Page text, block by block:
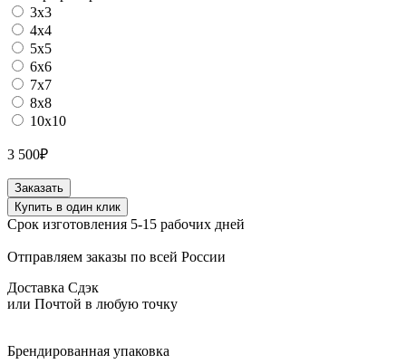
3х3
4х4
5х5
6х6
7х7
8х8
10х10
3 500₽
Количество
товара
Папка
для
меню
из
натуральной
кожи
Заказать
Купить в один клик
Срок изготовления 5-15 рабочих дней
Отправляем заказы по всей России
Доставка Сдэк
или Почтой в любую точку
Брендированная упаковка